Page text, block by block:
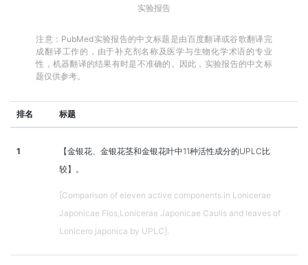
实验报告
注意：PubMed实验报告的中文标题是由百度翻译或谷歌翻译完
成翻译工作的，由于补充剂名称及医学与生物化学术语的专业
性，机器翻译的结果有时是不准确的。因此，实验报告的中文标
题仅供参考。
排名 标题
1
【金银花、金银花茎和金银花叶中11种活性成分的UPLC比
较】。
[Comparison of eleven active components in Lonicerae
Japonicae Flos,Lonicerae Japonicae Caulis and leaves of
Lonicero japonica by UPLC].